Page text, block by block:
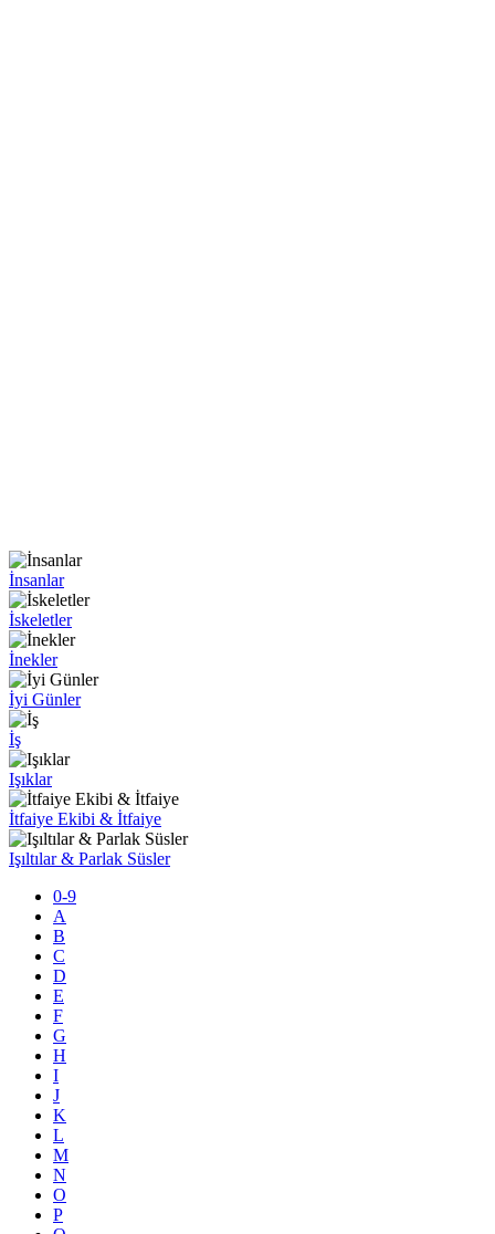
İnsanlar
İskeletler
İnekler
İyi Günler
İş
Işıklar
İtfaiye Ekibi & İtfaiye
Işıltılar & Parlak Süsler
0-9
A
B
C
D
E
F
G
H
I
J
K
L
M
N
O
P